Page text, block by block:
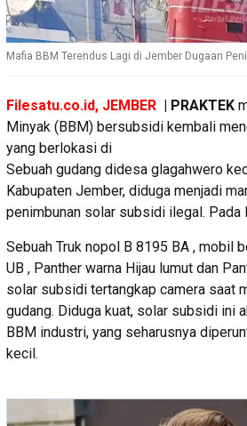
Mafia BBM Terendus Lagi di Jember Dugaan
Filesatu.co.id, JEMBER | PRAKTEK
Minyak (BBM) bersubsidi kembali
yang berlokasi di
Sebuah gudang didesa glagahwero
Kabupaten Jember, diduga menjadi
penimbunan solar subsidi ilegal.
Sebuah Truk nopol B 8195 BA , mobil
UB , Panther warna Hijau lumut dan
solar subsidi tertangkap camera saat
gudang. Diduga kuat, solar subsidi ini
BBM industri, yang seharusnya
kecil.